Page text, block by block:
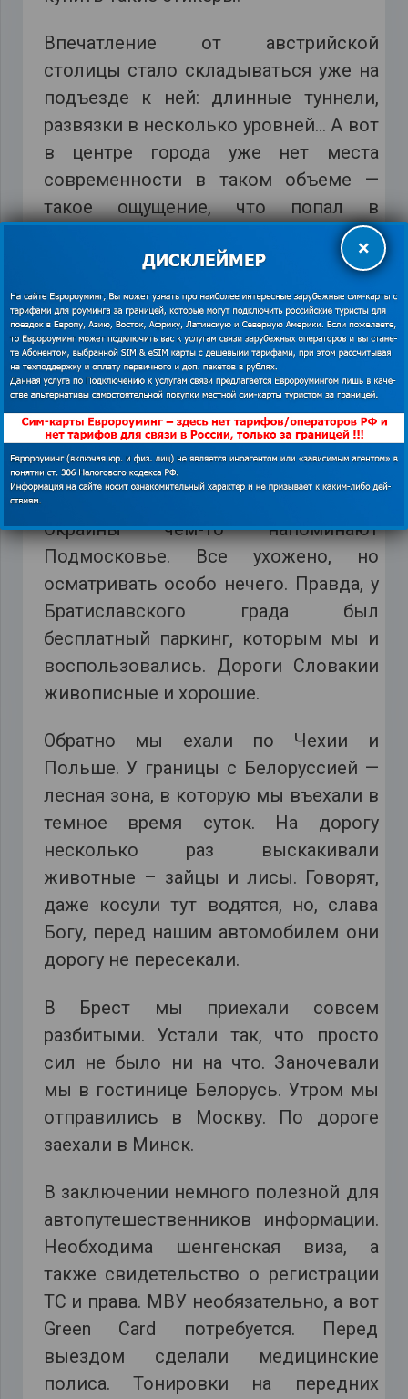
Впечатление от австрийской
столицы стало складываться уже на
подъезде к ней: длинные туннели,
развязки в несколько уровней… А вот
в центре города уже нет места
современности в таком объеме —
такое ощущение, что попал в
средневековье. Тут уже улочки узкие,
прекрасные площади, фонтаны,
старинные постройки. Машину мы
оставили на платной парковке.
Заплатили 30 евро. Вена оказалось
одним из самых красивых городов,
которые мне приходилось посещать.
От Вены до Братиславы всего 70 км.
Это небольшой город, выглядит
Окраины чем-то напоминают
Подмосковье. Все ухожено, но
осматривать особо нечего. Правда, у
Братиславского града был
бесплатный паркинг, которым мы и
воспользовались. Дороги Словакии
живописные и хорошие.
Обратно мы ехали по Чехии и
Польше. У границы с Белоруссией —
лесная зона, в которую мы въехали в
темное время суток. На дорогу
несколько раз выскакивали
животные – зайцы и лисы. Говорят,
даже косули тут водятся, но, слава
Богу, перед нашим автомобилем они
дорогу не пересекали.
В Брест мы приехали совсем
разбитыми. Устали так, что просто
сил не было ни на что. Заночевали
мы в гостинице Белорусь. Утром мы
отправились в Москву. По дороге
заехали в Минск.
В заключении немного полезной для
автопутешественников информации.
Необходима шенгенская виза, а
также свидетельство о регистрации
ТС и права. МВУ необязательно, а вот
Green Card потребуется. Перед
выездом сделали медицинские
полиса. Тонировки на передних
×